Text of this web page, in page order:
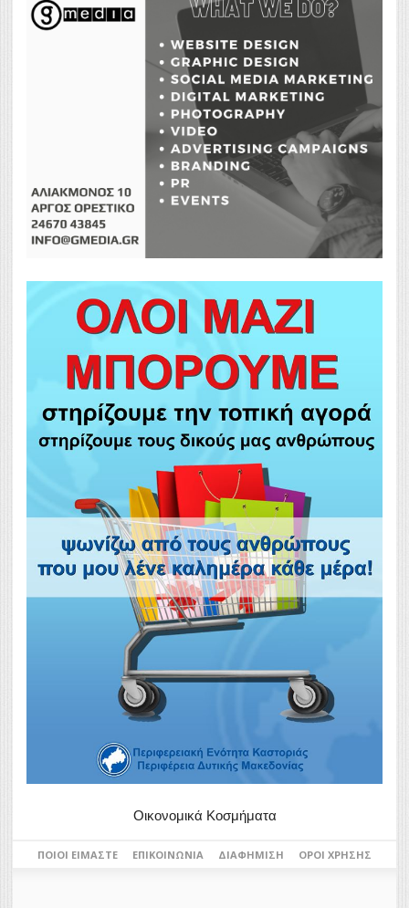
Οικονομικά Κοσμήματα
ΠΟΙΟΙ ΕΊΜΑΣΤΕ ΕΠΙΚΟΙΝΩΝΊΑ ΔΙΑΦΉΜΙΣΗ ΌΡΟΙ ΧΡΉΣΗΣ